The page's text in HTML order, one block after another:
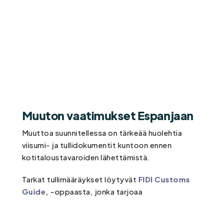
Muuton vaatimukset Espanjaan
Muuttoa suunnitellessa on tärkeää huolehtia
viisumi- ja tullidokumentit kuntoon ennen
kotitaloustavaroiden lähettämistä.
Tarkat tullimääräykset löytyvät FIDI Customs
Guide,
-oppaasta, jonka tarjoaa